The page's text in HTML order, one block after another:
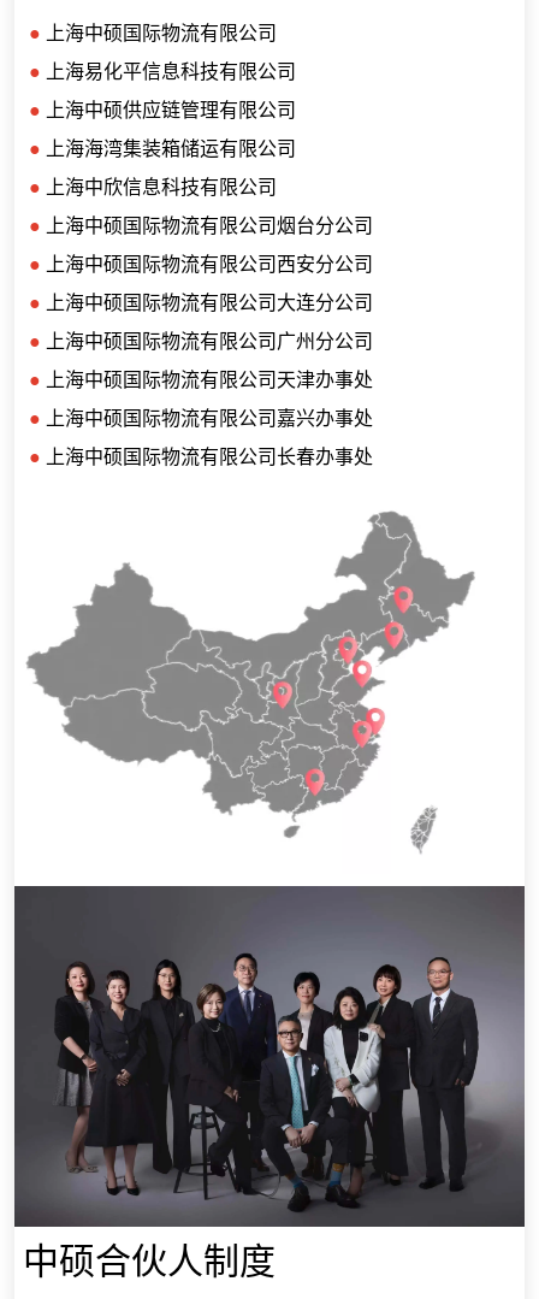
●
上海中硕国际物流有限公司
●
上海易化平信息科技有限公司
●
上海中硕供应链管理有限公司
●
上海海湾集装箱储运有限公司
●
上海中欣信息科技有限公司
●
上海中硕国际物流有限公司烟台分公司
●
上海中硕国际物流有限公司西安分公司
●
上海中硕国际物流有限公司大连分公司
●
上海中硕国际物流有限公司广州分公司
●
上海中硕国际物流有限公司天津办事处
●
上海中硕国际物流有限公司嘉兴办事处
●
上海中硕国际物流有限公司长春办事处
中硕合伙人制度